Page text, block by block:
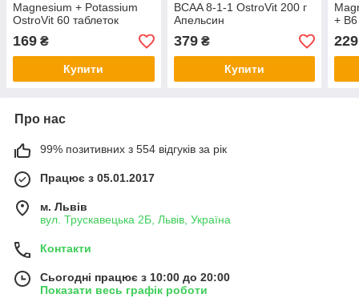
Magnesium + Potassium
OstroVit 60 таблеток
169 ₴
Купити
BCAA 8-1-1 OstroVit 200 г
Апельсин
379₴
Купити
+
229
Про нас
99% позитивних з 554 відгуків за рік
Працює з 05.01.2017
м. Львів
вул. Трускавецька 2Б, Львів, Україна
Контакти
Сьогодні працює з 10:00 до 20:00
Показати весь графік роботи